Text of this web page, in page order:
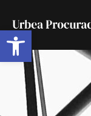
Abrir